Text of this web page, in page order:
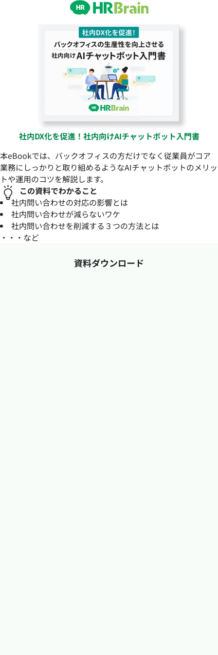
社内DX化を促進！社内向けAIチャットボット入門書
本eBookでは、バックオフィスの方だけでなく従業員がコア
業務にしっかりと取り組めるようなAIチャットボットのメリッ
トや運用のコツを解説します。
この資料でわかること
社内問い合わせの対応の影響とは
社内問い合わせが減らないワケ
社内問い合わせを削減する３つの方法とは
・・・など
資料ダウンロード